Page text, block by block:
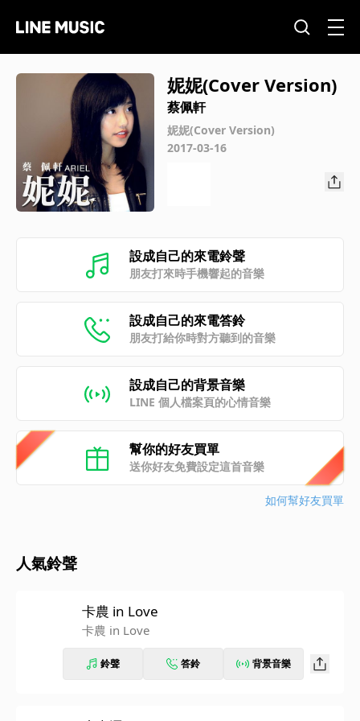
妮妮(Cover Version)
蔡佩軒
妮妮(Cover Version)
2017-03-16
設成自己的來電鈴聲
朋友打來時手機響起的音樂
設成自己的來電答鈴
朋友打給你時對方聽到的音樂
設成自己的背景音樂
LINE 個人檔案頁的心情音樂
幫你的好友買單
送你好友免費設定這首音樂
如何幫好友買單
人氣鈴聲
卡農 in Love
卡農 in Love
鈴聲 答鈴 背景音樂